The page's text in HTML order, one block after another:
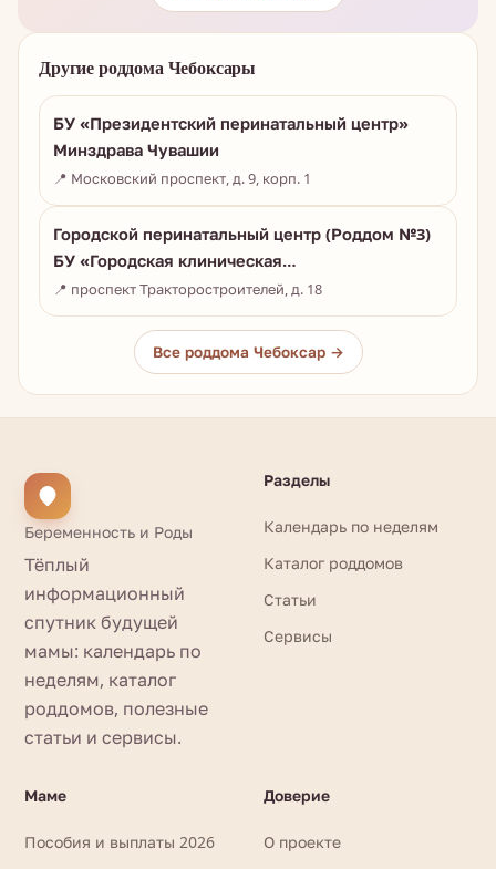
Другие роддома Чебоксары
БУ «Президентский перинатальный центр»
Минздрава Чувашии
📍 Московский проспект, д. 9, корп. 1
Городской перинатальный центр (Роддом №3)
БУ «Городская клиническая…
📍 проспект Тракторостроителей, д. 18
Все роддома Чебоксар →
Беременность и Роды
Тёплый
информационный
спутник будущей
мамы: календарь по
неделям, каталог
роддомов, полезные
статьи и сервисы.
Разделы
Календарь по неделям
Каталог роддомов
Статьи
Сервисы
Маме
Пособия и выплаты 2026
Доверие
О проекте